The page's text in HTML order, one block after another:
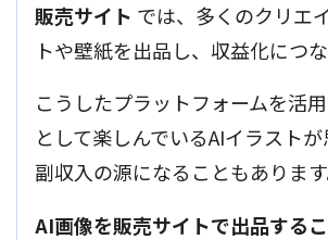
販売サイト では、多くのクリエ
トや壁紙を出品し、収益化につな
こうしたプラットフォームを活
として楽しんでいるAIイラスト
副収入の源になることもあります
AI画像を販売サイトで出品する